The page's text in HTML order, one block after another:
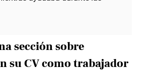
sección sobre
su CV como trabajador